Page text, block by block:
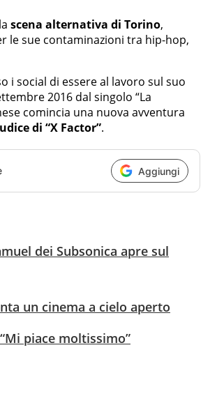
scena alternativa di Torino,
le sue contaminazioni tra hip-hop,
i social di essere al lavoro sul suo
2016 dal singolo “La
comincia una nuova avventura
di “X Factor”.
Aggiungi
dei Subsonica apre sul
un cinema a cielo aperto
piace moltissimo”